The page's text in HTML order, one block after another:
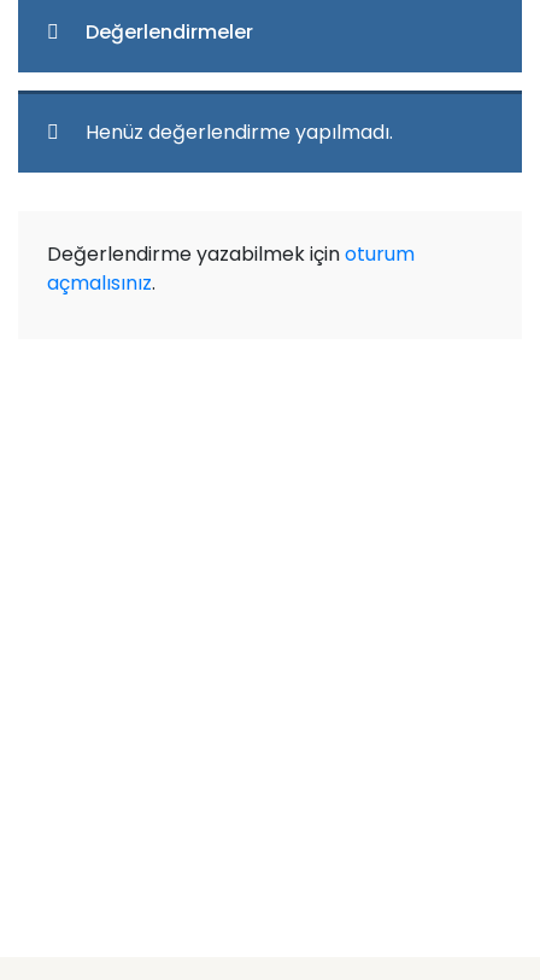
Değerlendirmeler
Henüz değerlendirme yapılmadı.
Değerlendirme yazabilmek içinoturum
açmalısınız.